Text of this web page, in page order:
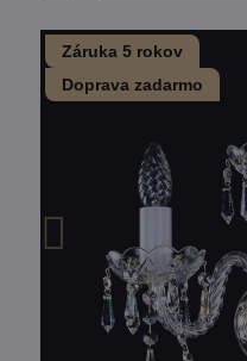
Záruka 5 rokov
Doprava zadarmo